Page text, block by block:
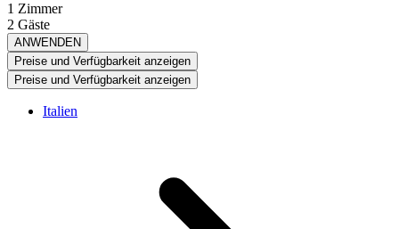
1 Zimmer
2 Gäste
ANWENDEN
Preise und Verfügbarkeit anzeigen
Preise und Verfügbarkeit anzeigen
Italien